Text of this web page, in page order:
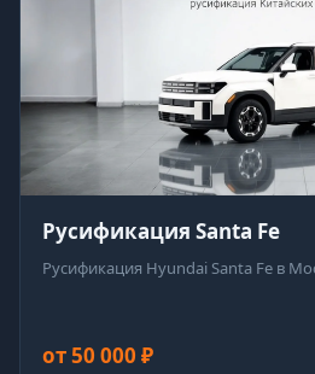
Русификация Santa Fe
Русификация Hyundai Santa Fe в
от 50 000 ₽